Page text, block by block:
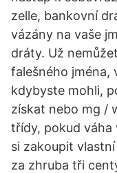
zelle, bankovní
vázány na vaše
dráty. Už
falešného jména,
kdybyste mohli,
získat nebo mg /
třídy, pokud váha
si zakoupit
za zhruba tři